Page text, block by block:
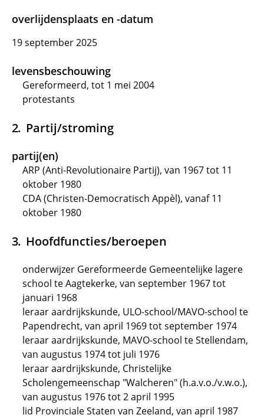
overlijdensplaats en -datum
19 september 2025
levensbeschouwing
Gereformeerd, tot 1 mei 2004
protestants
Partij/stroming
partij(en)
ARP (Anti-Revolutionaire Partij), van 1967 tot 11
oktober 1980
CDA (Christen-Democratisch Appèl), vanaf 11
oktober 1980
Hoofdfuncties/beroepen
onderwijzer Gereformeerde Gemeentelijke lagere
school te Aagtekerke, van september 1967 tot
januari 1968
leraar aardrijkskunde, ULO-school/MAVO-school te
Papendrecht, van april 1969 tot september 1974
leraar aardrijkskunde, MAVO-school te Stellendam,
van augustus 1974 tot juli 1976
leraar aardrijkskunde, Christelijke
Scholengemeenschap "Walcheren" (h.a.v.o./v.w.o.),
van augustus 1976 tot 2 april 1995
lid Provinciale Staten van Zeeland, van april 1987